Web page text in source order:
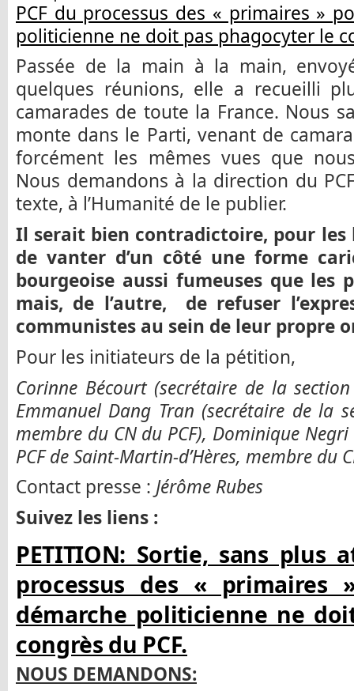
PCF du processus des « primaires »
politicienne ne doit pas phagocyter le
Passée de la main à la main,
quelques réunions, elle a recueilli
camarades de toute la France. Nous
monte dans le Parti, venant de
forcément les mêmes vues que
Nous demandons à la direction du
texte, à l’Humanité de le publier.
Il serait bien contradictoire, pour les
de vanter d’un côté une forme
bourgeoise aussi fumeuses que les
mais, de l’autre, de refuser
communistes au sein de leur propre
Pour les initiateurs de la pétition,
Corinne Bécourt (secrétaire de la
Emmanuel Dang Tran (secrétaire de la
membre du CN du PCF), Dominique
PCF de Saint-Martin-d’Hères, membre du
Contact presse : Jérôme Rubes
Suivez les liens :
PETITION: Sortie, sans plus
processus des «
démarche politicienne ne
congrès du PCF.
NOUS DEMANDONS: